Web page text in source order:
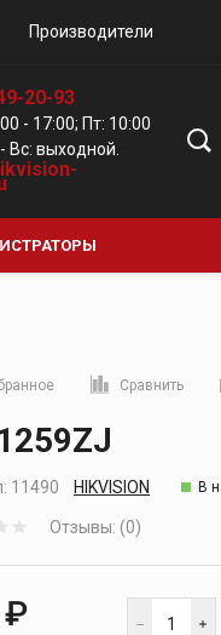
Производители
20-93
- 17:00; Пт: 10:00
Вс: выходной.
Сравнить
прямую ссылку
11490 HIKVISION В
Отзывы: (0)
₽